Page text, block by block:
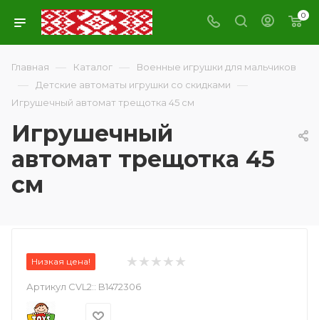
0
Главная — Каталог — Военные игрушки для мальчиков
— Детские автоматы игрушки со скидками —
Игрушечный автомат трещотка 45 см
Игрушечный
автомат трещотка 45
см
Низкая цена!
Артикул CVL2:: B1472306